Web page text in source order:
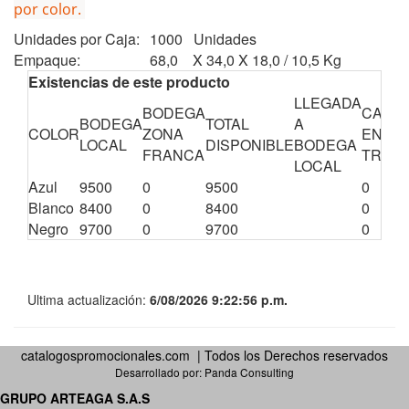
por color.
Unidades por Caja: 1000 Unidades
Empaque:
68,0 X 34,0 X 18,0 / 10,5 Kg
Existencias de este producto
COLORBODEGA
LOCAL
BODEGA
ZONA
FRANCA
TOTAL
DISPONIBLE
LLEGADA
A
BODEGA
LOCAL
EN
Azul
9500 0 9500
0
Blanco 8400 0 8400
0
Negro 9700 0 9700 0
Ultima actualización: 6/08/2026 9:22:56 p.m.
catalogospromocionales.com | Todos los Derechos reservados
Desarrollado por: Panda Consulting
GRUPO ARTEAGA S.A.S